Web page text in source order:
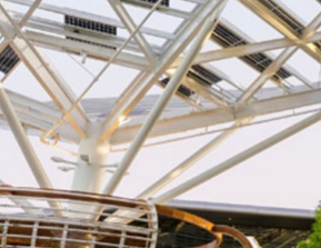
が 393 億ドルであったことを発表しま
した。
米国 GAAP に基づく業績では、第 4 四
14% 増加し、前年同期から 82% 増加
ルで、前四半期から 10% 増加し、前年
2025 年会計年度の売上高は前年度比
株当たりの利益は 2.94 ドルで、前年度